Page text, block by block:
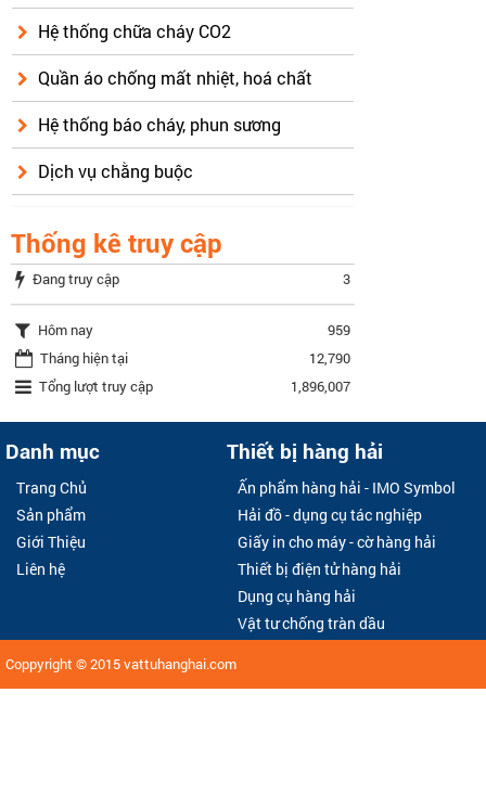
Hệ thống chữa cháy CO2
Quần áo chống mất nhiệt, hoá chất
Hệ thống báo cháy, phun sương
Dịch vụ chằng buộc
Thống kê truy cập
Đang truy cập 3
Hôm nay
959
Tháng hiện tại
12,790
Tổng lượt truy cập
1,896,007
Danh mục
Trang Chủ
Sản phẩm
Giới Thiệu
Liên hệ
Thiết bị hàng hải
Ấn phẩm hàng hải - IMO Symbol
Hải đồ - dụng cụ tác nghiệp
Giấy in cho máy - cờ hàng hải
Thiết bị điện tử hàng hải
Dụng cụ hàng hải
Vật tư chống tràn dầu
Coppyright © 2015vattuhanghai.com